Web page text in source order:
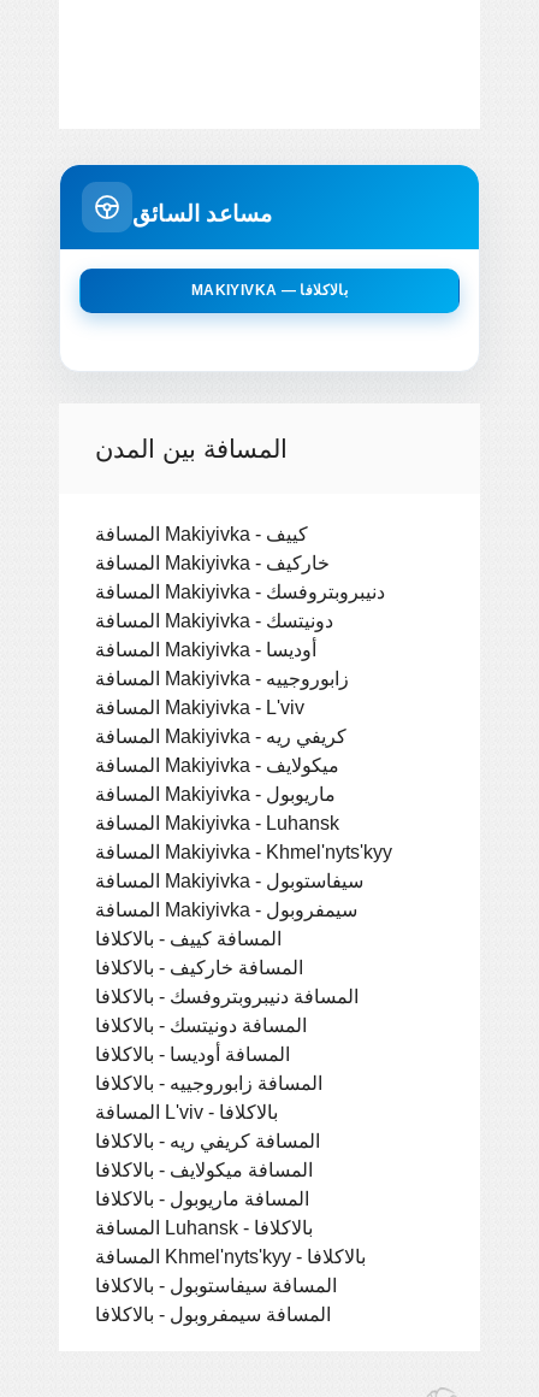
مساعد السائق
MAKIYIVKA — بالاكلافا
المسافة بين المدن
المسافة Makiyivka - كييف
المسافة Makiyivka - خاركيف
المسافة Makiyivka - دنيبروبتروفسك
المسافة Makiyivka - دونيتسك
المسافة Makiyivka - أوديسا
المسافة Makiyivka - زابوروجييه
المسافة Makiyivka - L'viv
المسافة Makiyivka - كريفي ريه
المسافة Makiyivka - ميكولايف
المسافة Makiyivka - ماريوبول
المسافة Makiyivka - Luhansk
المسافة Makiyivka - Khmel'nyts'kyy
المسافة Makiyivka - سيفاستوبول
المسافة Makiyivka - سيمفروبول
المسافة كييف - بالاكلافا
المسافة خاركيف - بالاكلافا
المسافة دنيبروبتروفسك - بالاكلافا
المسافة دونيتسك - بالاكلافا
المسافة أوديسا - بالاكلافا
المسافة زابوروجييه - بالاكلافا
المسافة L'viv - بالاكلافا
المسافة كريفي ريه - بالاكلافا
المسافة ميكولايف - بالاكلافا
المسافة ماريوبول - بالاكلافا
المسافة Luhansk - بالاكلافا
المسافة Khmel'nyts'kyy - بالاكلافا
المسافة سيفاستوبول - بالاكلافا
المسافة سيمفروبول - بالاكلافا